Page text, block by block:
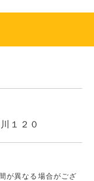
１２０
が異なる場合がござ